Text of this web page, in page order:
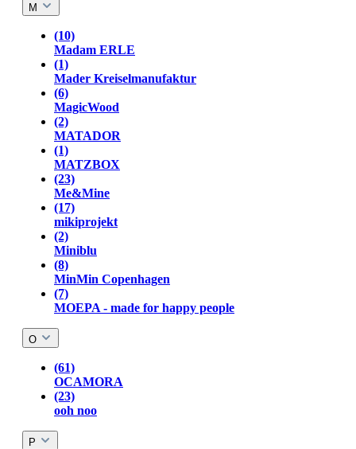
M
(10)
Madam ERLE
(1)
Mader Kreiselmanufaktur
(6)
MagicWood
(2)
MATADOR
(1)
MATZBOX
(23)
Me&Mine
(17)
mikiprojekt
(2)
Miniblu
(8)
MinMin Copenhagen
(7)
MOEPA - made for happy people
O
(61)
OCAMORA
(23)
ooh noo
P